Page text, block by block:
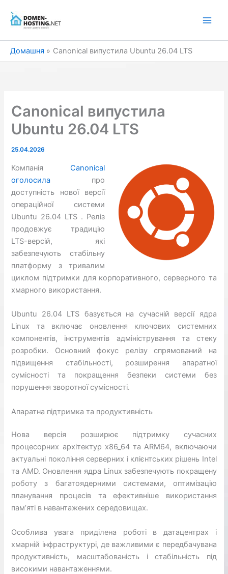
Домашня Canonical випустила Ubuntu 26.04 LTS
Canonical випустила
Ubuntu 26.04 LTS
25.04.2026
Компанія Canonical
оголосила про
доступність нової версії
операційної системи
Ubuntu 26.04 LTS . Реліз
продовжує традицію
LTS-версій, які
забезпечують стабільну
платформу з тривалим
циклом підтримки для корпоративного, серверного та
хмарного використання.
Ubuntu 26.04 LTS базується на сучасній версії ядра
Linux та включає оновлення ключових системних
компонентів, інструментів адміністрування та стеку
розробки. Основний фокус релізу спрямований на
підвищення стабільності, розширення апаратної
сумісності та покращення безпеки системи без
порушення зворотної сумісності.
Апаратна підтримка та продуктивність
Нова версія розширює підтримку сучасних
процесорних архітектур x86_64 та ARM64, включаючи
актуальні покоління серверних і клієнтських рішень Intel
та AMD. Оновлення ядра Linux забезпечують покращену
роботу з багатоядерними системами, оптимізацію
планування процесів та ефективніше використання
пам’яті в навантажених середовищах.
Особлива увага приділена роботі в датацентрах і
хмарній інфраструктурі, де важливими є передбачувана
продуктивність, масштабованість і стабільність під
високими навантаженнями.